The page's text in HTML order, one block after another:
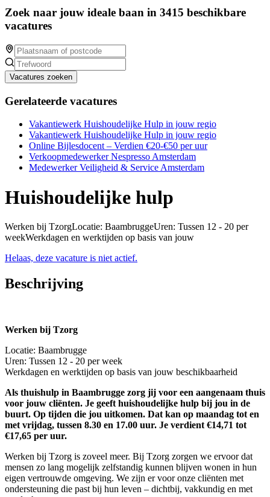
Zoek naar jouw ideale baan in 3415 beschikbare
vacatures
Vacatures zoeken
Gerelateerde vacatures
Vakantiewerk Huishoudelijke Hulp in jouw regio
Vakantiewerk Huishoudelijke Hulp in jouw regio
Online Bijlesdocent – Verdien €20-€50 per uur
Verkoopmedewerker Nespresso Amsterdam
Medewerker Veiligheid & Service Amsterdam
Huishoudelijke hulp
Werken bij TzorgLocatie: BaambruggeUren: Tussen 12 - 20 per
weekWerkdagen en werktijden op basis van jouw
Helaas, deze vacature is niet actief.
Beschrijving
Werken bij Tzorg
Locatie: Baambrugge
Uren: Tussen 12 - 20 per week
Werkdagen en werktijden op basis van jouw beschikbaarheid
Als thuishulp in Baambrugge zorg jij voor een aangenaam thuis
voor jouw cliënten. Je geeft huishoudelijke hulp bij jou in de
buurt. Op tijden die jou uitkomen. Dat kan op maandag tot en
met vrijdag, tussen 8.30 en 17.00 uur. Je verdient €14,71 tot
€17,65 per uur.
Werken bij Tzorg is zoveel meer. Bij Tzorg zorgen we ervoor dat
mensen zo lang mogelijk zelfstandig kunnen blijven wonen in hun
eigen vertrouwde omgeving. We zijn er voor onze cliënten met
ondersteuning die past bij hun leven – dichtbij, vakkundig en met